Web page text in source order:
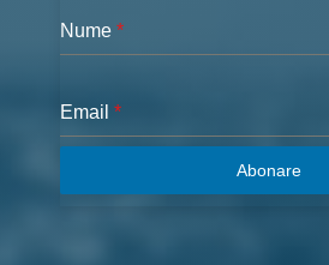
Nume *
Email *
Abonare